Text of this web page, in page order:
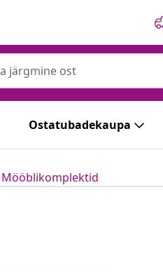
Ostatubadekaupa
Mööblikomplektid